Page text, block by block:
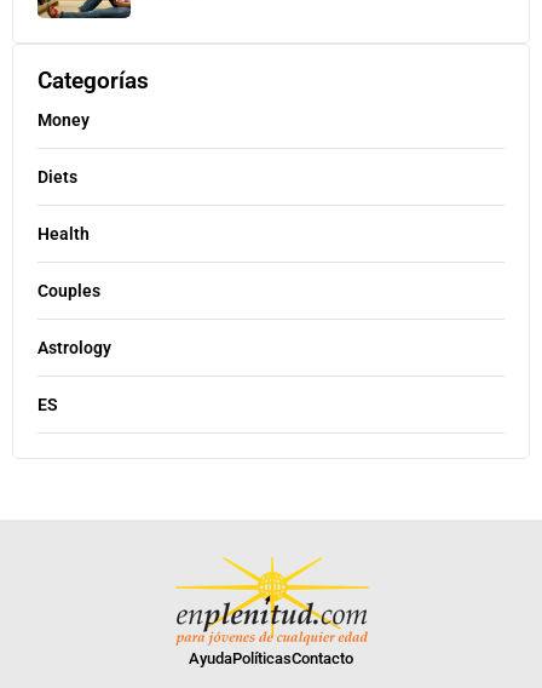
Categorías
Money
Diets
Health
Couples
Astrology
ES
AyudaPolíticasContacto